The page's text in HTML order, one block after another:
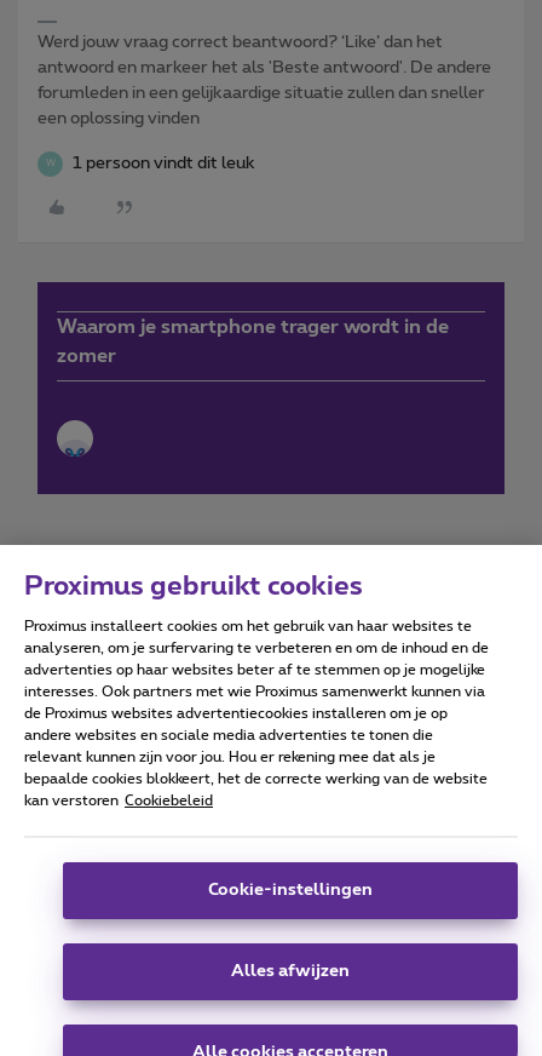
Werd jouw vraag correct beantwoord? ‘Like’ dan het
antwoord en markeer het als 'Beste antwoord'. De andere
forumleden in een gelijkaardige situatie zullen dan sneller
een oplossing vinden
W 1 persoon vindt dit leuk
Waarom je smartphone trager wordt in de
zomer
Forumvoorwaarden Accessibility statement
Alle rechten voorbehouden. © Proximus
Algemene voorwaarden, consumenteninfo
Deze website is gecreëerd en wordt beheerd conform het
Koning Albert II-laan 27 - B-1030 Brussel.
Carrier & Wholesale Solutions
Proximus gebruikt cookies
Proximus installeert cookies om het gebruik van haar websites te
analyseren, om je surfervaring te verbeteren en om de inhoud en de
advertenties op haar websites beter af te stemmen op je mogelijke
interesses. Ook partners met wie Proximus samenwerkt kunnen via
de Proximus websites advertentiecookies installeren om je op
andere websites en sociale media advertenties te tonen die
relevant kunnen zijn voor jou. Hou er rekening mee dat als je
bepaalde cookies blokkeert, het de correcte werking van de website
kan verstoren Cookiebeleid
Cookie-instellingen
Alles afwijzen
Alle cookies accepteren